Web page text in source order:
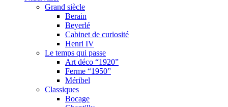
Grand siècle
Berain
Beyerlé
Cabinet de curiosité
Henri IV
Le temps qui passe
Art déco “1920”
Ferme “1950”
Méribel
Classiques
Bocage